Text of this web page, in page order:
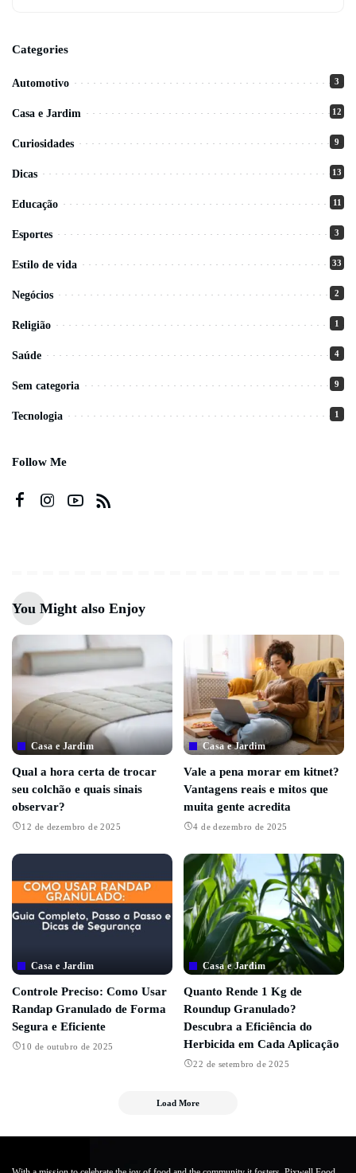
Categories
Automotivo 3
Casa e Jardim 12
Curiosidades 9
Dicas 13
Educação 11
Esportes 3
Estilo de vida 33
Negócios 2
Religião 1
Saúde 4
Sem categoria 9
Tecnologia 1
Follow Me
You Might also Enjoy
Casa e Jardim
Qual a hora certa de trocar
seu colchão e quais sinais
observar?
12 de dezembro de 2025
Casa e Jardim
Vale a pena morar em kitnet?
Vantagens reais e mitos que
muita gente acredita
4 de dezembro de 2025
Casa e Jardim
Controle Preciso: Como Usar
Randap Granulado de Forma
Segura e Eficiente
10 de outubro de 2025
Casa e Jardim
Quanto Rende 1 Kg de
Roundup Granulado?
Descubra a Eficiência do
Herbicida em Cada Aplicação
22 de setembro de 2025
Load More